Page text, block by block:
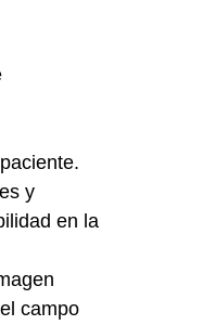
y
en la
campo